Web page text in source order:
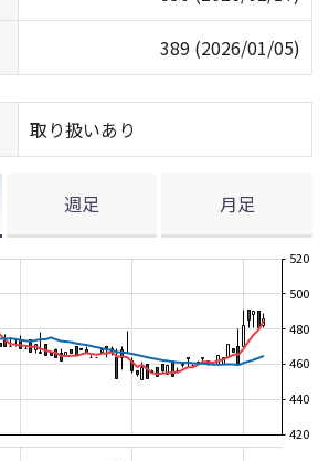
389 (2026/01/05)
取り扱いあり
週足 月足
420
440
460
480
500
520